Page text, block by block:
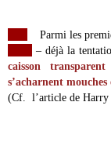
Parmi les
– déjà la
caisson
s’acharnent mouches
(Cf. l’article de Harry